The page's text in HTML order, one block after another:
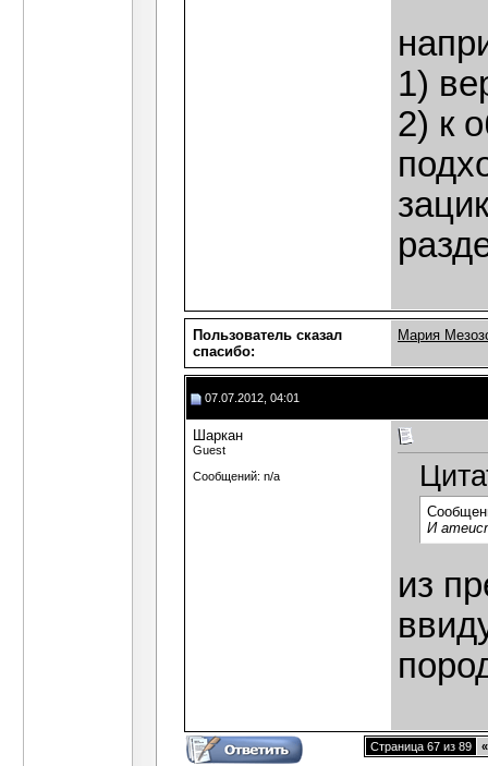
1)
2) к
Пользователь сказал
cпасибо:
Мария
07.07.2012, 04:01
Шаркан
Guest
Сообщений: n/a
И
из
Страница 67 из 89 «